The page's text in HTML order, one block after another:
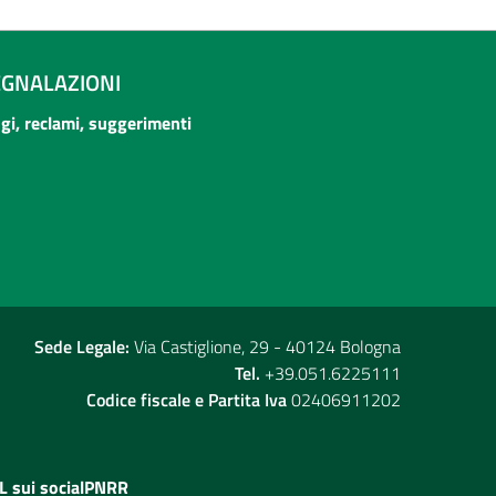
reclami, suggerimenti
Sede Legale: Via Castiglione, 29 - 40124 Bologna
Tel. +39.051.6225111
Codice fiscale e Partita Iva02406911202
sui socialPNRR